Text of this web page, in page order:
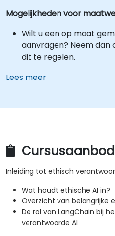
Mogelijkheden voor
Wilt u een op maat
aanvragen? Neem
dit te regelen.
Lees meer
Cursusaanbod
Inleiding tot ethisch
Wat houdt ethische AI in?
Overzicht van belangrijke
De rol van LangChain bij
verantwoorde AI